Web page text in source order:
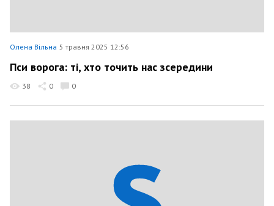
Олена Вільна 5 травня 2025 12:56
Пси ворога: ті, хто точить нас зсередини
38 0 0